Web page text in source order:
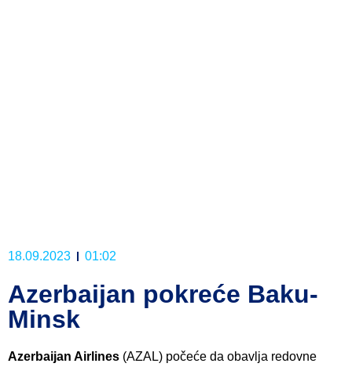
18.09.2023 01:02
Azerbaijan pokreće Baku-
Minsk
Azerbaijan Airlines (AZAL) počeće da obavlja redovne